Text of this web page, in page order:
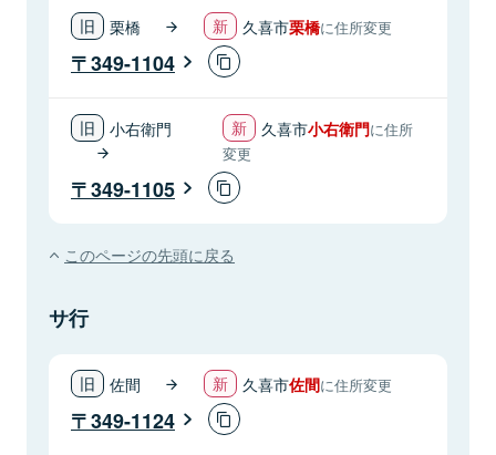
栗橋 久喜市栗橋に住所変更
349-1104
小右衛門 久喜市小右衛門に住所
変更
349-1105
このページの先頭に戻る
サ行
佐間 久喜市佐間に住所変更
349-1124